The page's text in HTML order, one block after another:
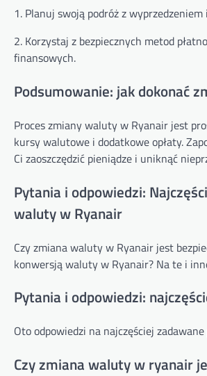
1. Planuj swoją podróż z
2. Korzystaj z bezpiecznych metod
finansowych.
Podsumowanie: jak dokonać
Proces zmiany waluty w Ryanair jest
kursy walutowe i dodatkowe opłaty.
Ci zaoszczędzić pieniądze i uniknąć
Pytania i odpowiedzi:
waluty w Ryanair
Czy zmiana waluty w Ryanair jest
konwersją waluty w Ryanair? Na te i
Pytania i odpowiedzi:
Oto odpowiedzi na najczęściej
Czy zmiana waluty w ryanair